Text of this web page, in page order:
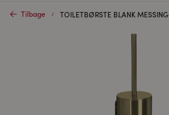
Tilbage TOILETBØRSTE BLANK MESSING